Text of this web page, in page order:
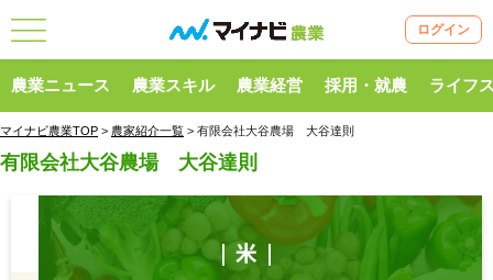
ログイン
農業ニュース 農業スキル 農業経営 採用・就農 ライフ
マイナビ農業TOP > 農家紹介一覧 > 有限会社大谷農場 大谷達則
有限会社大谷農場 大谷達則
米